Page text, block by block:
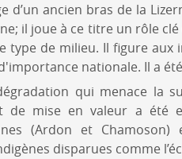
Accès
d’un ancien bras de la
il joue à ce titre un rôle
type de milieu. Il figure
nationale. Il a
qui menace la
de mise en valeur a été
(Ardon et
disparues comme